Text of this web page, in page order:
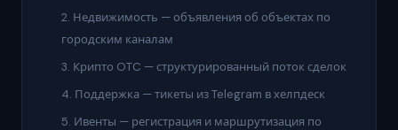
2. Недвижимость — объявления об объектах по
городским каналам
3. Крипто OTC — структурированный поток сделок
4. Поддержка — тикеты из Telegram в хелпдеск
5. Ивенты — регистрация и маршрутизация по